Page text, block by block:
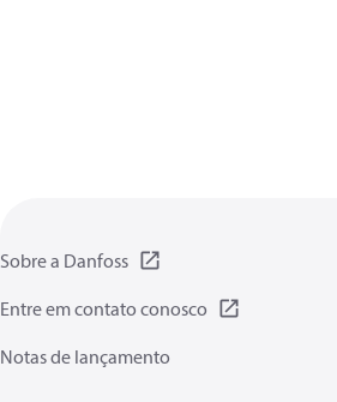
Sobre a Danfoss
Entre em contato conosco
Notas de lançamento